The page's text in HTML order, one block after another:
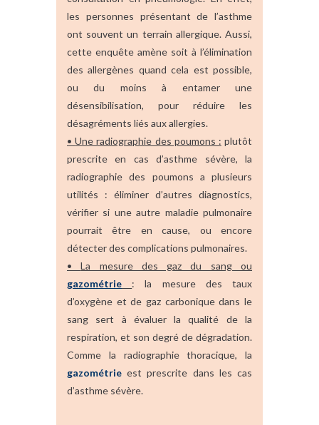
les personnes présentant de l’asthme
ont souvent un terrain allergique. Aussi,
cette enquête amène soit à l’élimination
des allergènes quand cela est possible,
ou du moins à entamer une
désensibilisation, pour réduire les
désagréments liés aux allergies.
•Une radiographie des poumons : plutôt
prescrite en cas d’asthme sévère, la
radiographie des poumons a plusieurs
utilités : éliminer d’autres diagnostics,
vérifier si une autre maladie pulmonaire
pourrait être en cause, ou encore
détecter des complications pulmonaires.
•La mesure des gaz du sang ou
gazométrie
: la mesure des taux
d’oxygène et de gaz carbonique dans le
sang sert à évaluer la qualité de la
respiration, et son degré de dégradation.
Comme la radiographie thoracique, la
gazométrie est prescrite dans les cas
d’asthme sévère.